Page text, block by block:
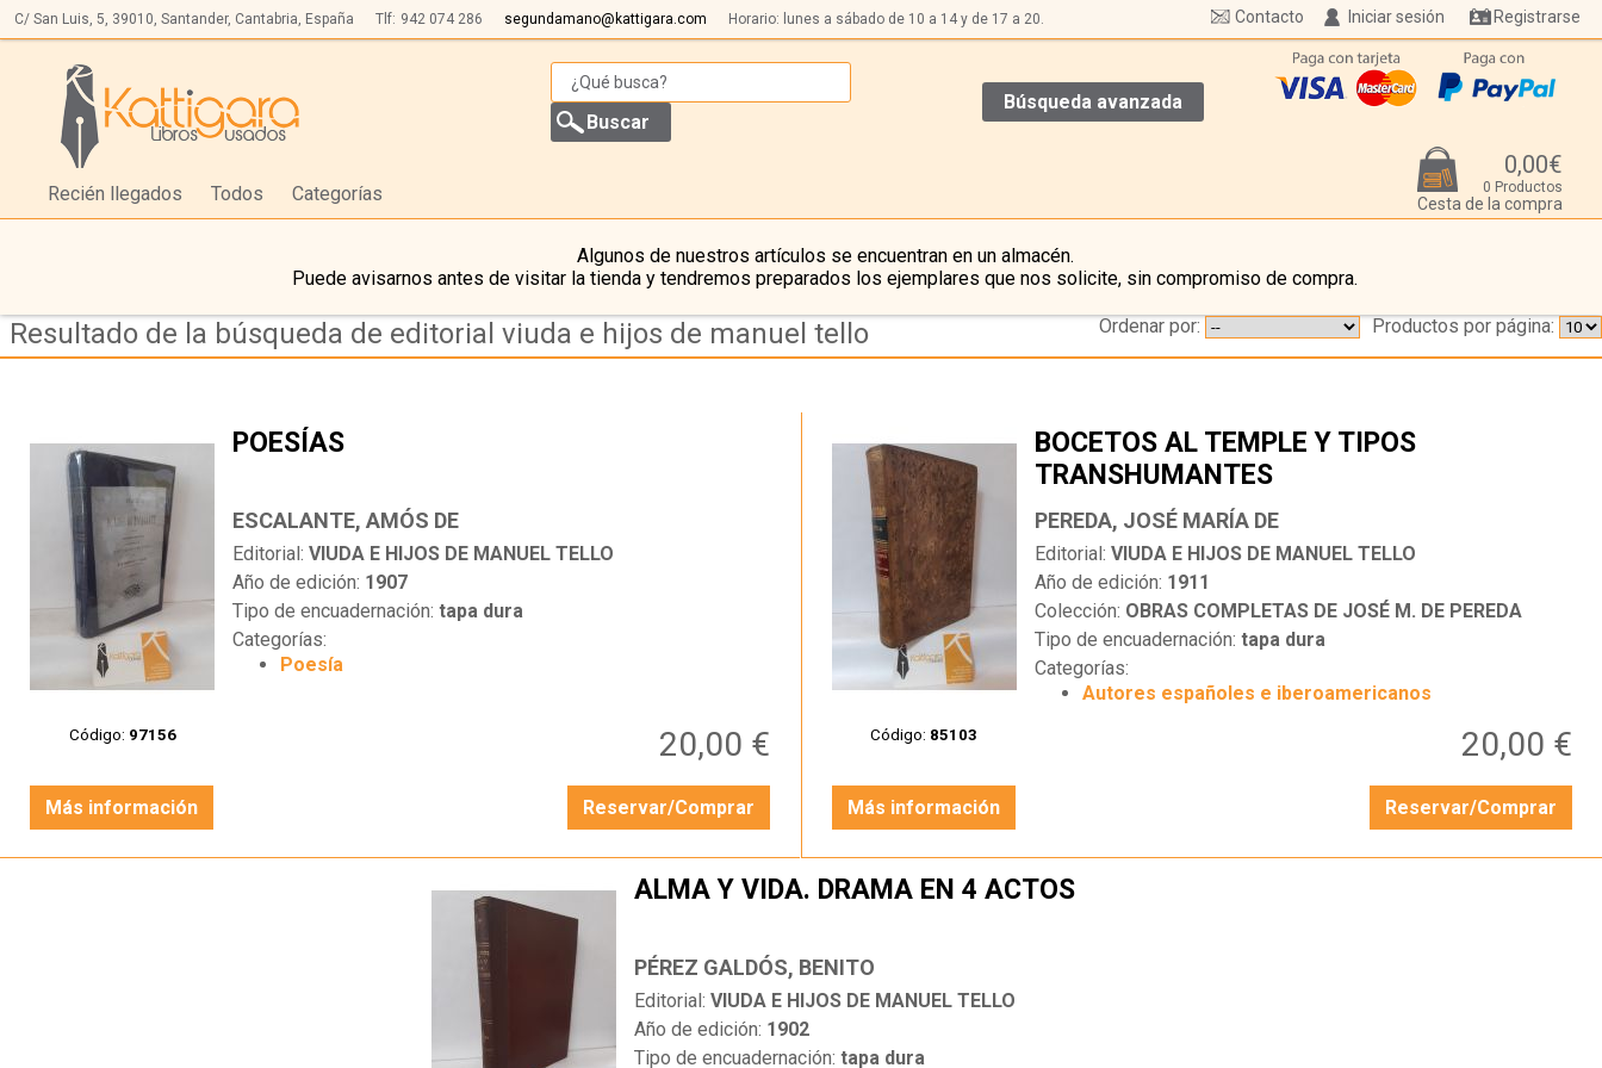
C/ San Luis, 5, 39010, Santander, Cantabria, España Tlf: 942 074 286 segundamano@kattigara.com Horario: lunes a sábado de 10 a 14 y de 17 a 20. Iniciar sesión Registrarse
Contacto
Búsqueda avanzada
Recién llegados Todos Categorías
0,00€
0 Productos
Cesta de la compra
Algunos de nuestros artículos se encuentran en un almacén.
Puede avisarnos antes de visitar la tienda y tendremos preparados los ejemplares que nos solicite, sin compromiso de compra.
Resultado de la búsqueda de editorial viuda e hijos de manuel tello Productos por página:
Ordenar por:
Código: 97156
POESÍAS
ESCALANTE, AMÓS DE
Editorial:VIUDA E HIJOS DE MANUEL TELLO
Año de edición: 1907
Tipo de encuadernación:tapa dura
Categorías:
Poesía
20,00 €
Más información Reservar/Comprar
Código: 85103
BOCETOS AL TEMPLE Y TIPOS
TRANSHUMANTES
PEREDA, JOSÉ MARÍA DE
Editorial: VIUDA E HIJOS DE MANUEL TELLO
Año de edición: 1911
Colección: OBRAS COMPLETAS DE JOSÉ M. DE PEREDA
Tipo de encuadernación: tapa dura
Categorías:
Autores españoles e iberoamericanos
20,00 €
Más información Reservar/Comprar
ALMA Y VIDA. DRAMA EN 4 ACTOS
PÉREZ GALDÓS, BENITO
Editorial: VIUDA E HIJOS DE MANUEL TELLO
Año de edición: 1902
Tipo de encuadernación: tapa dura